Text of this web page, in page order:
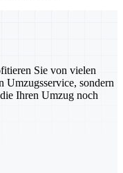
Sie von vielen
Umzugsservice, sondern
Ihren Umzug noch